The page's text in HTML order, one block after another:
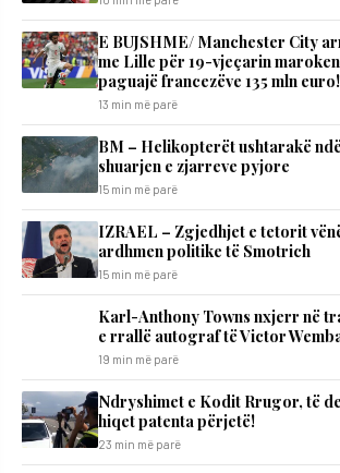
E BUJSHME/ Manchester City
me Lille për 19-vjeçarin
paguajë francezëve 135 mln euro!
13 min më parë
BM – Helikopterët ushtarakë
shuarjen e zjarreve pyjore
15 min më parë
IZRAEL – Zgjedhjet e tetorit
ardhmen politike të Smotrich
15 min më parë
Karl-Anthony Towns nxjerr në
e rrallë autograf të Victor
19 min më parë
Ndryshimet e Kodit Rrugor, të
hiqet patenta përjetë!
23 min më parë